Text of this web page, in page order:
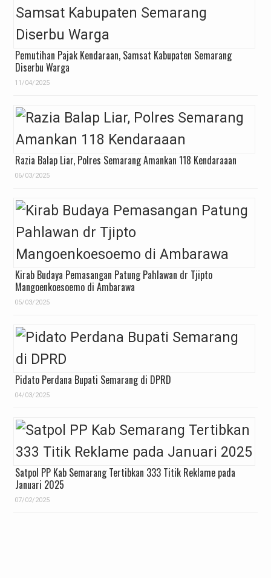
Pemutihan Pajak Kendaraan, Samsat Kabupaten Semarang
Diserbu Warga
11/04/2025
Razia Balap Liar, Polres Semarang Amankan 118 Kendaraaan
06/03/2025
Kirab Budaya Pemasangan Patung Pahlawan dr Tjipto
Mangoenkoesoemo di Ambarawa
05/03/2025
Pidato Perdana Bupati Semarang di DPRD
04/03/2025
Satpol PP Kab Semarang Tertibkan 333 Titik Reklame pada
Januari 2025
07/02/2025